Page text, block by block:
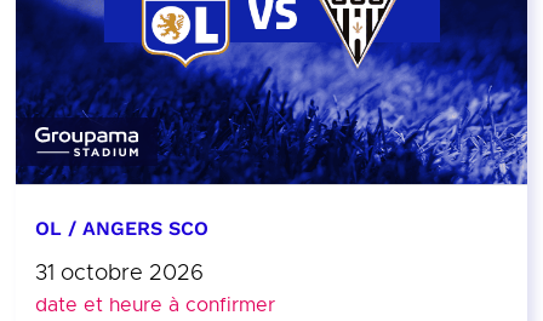
OL / ANGERS SCO
31 octobre 2026
date et heure à confirmer